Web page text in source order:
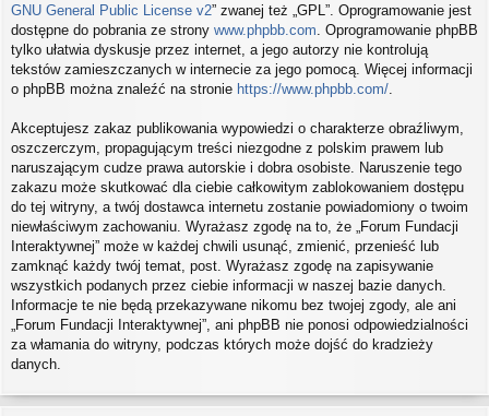
GNU General Public License v2” zwanej też „GPL”. Oprogramowanie jest
dostępne do pobrania ze strony www.phpbb.com . Oprogramowanie phpBB
tylko ułatwia dyskusje przez internet, a jego autorzy nie kontrolują
tekstów zamieszczanych w internecie za jego pomocą. Więcej informacji
o phpBB można znaleźć na stronie https://www.phpbb.com/
Akceptujesz zakaz publikowania wypowiedzi o charakterze obraźliwym,
oszczerczym, propagującym treści niezgodne z polskim prawem lub
naruszającym cudze prawa autorskie i dobra osobiste. Naruszenie tego
zakazu może skutkować dla ciebie całkowitym zablokowaniem dostępu
do tej witryny, a twój dostawca internetu zostanie powiadomiony o twoim
niewłaściwym zachowaniu. Wyrażasz zgodę na to, że „Forum Fundacji
Interaktywnej” może w każdej chwili usunąć, zmienić, przenieść lub
zamknąć każdy twój temat, post. Wyrażasz zgodę na zapisywanie
wszystkich podanych przez ciebie informacji w naszej bazie danych.
Informacje te nie będą przekazywane nikomu bez twojej zgody, ale ani
„Forum Fundacji Interaktywnej”, ani phpBB nie ponosi odpowiedzialności
za włamania do witryny, podczas których może dojść do kradzieży
danych.